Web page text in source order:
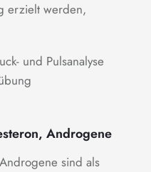
erzielt werden,
und Pulsanalyse
Androgene
sind als